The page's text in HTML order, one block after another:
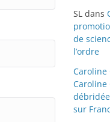
SL dans
de
l’ordre
Caroline
sur